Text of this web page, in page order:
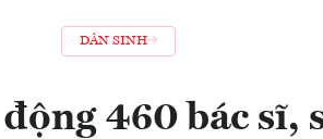
DÂN SINH
460 bác sĩ,